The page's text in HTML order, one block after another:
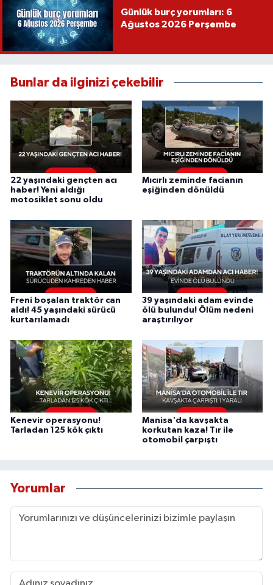
Günlük burç yorumları: 6
Ağustos 2026 Perşembe
Bunlar da ilginizi çekebilir
22 yaşındaki gençten acı
haber! Yeni aldığı
motosiklet sonu oldu
Mıcırlı zeminde facianın
eşiğinden dönüldü
Freni boşalan traktör can
aldı! 45 yaşındaki sürücü
kurtarılamadı
39 yaşındaki adam evinde
ölü bulundu! Ölüm nedeni
araştırılıyor
Kenevir operasyonu!
Tarladan 125 kök çıktı
Manisa'da kavşakta
korkutan kaza! Tır ile
otomobil çarpıştı
Yorumlar